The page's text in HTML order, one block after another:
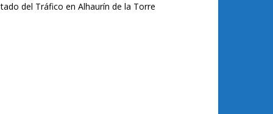
del Tráfico en Alhaurín de la Torre